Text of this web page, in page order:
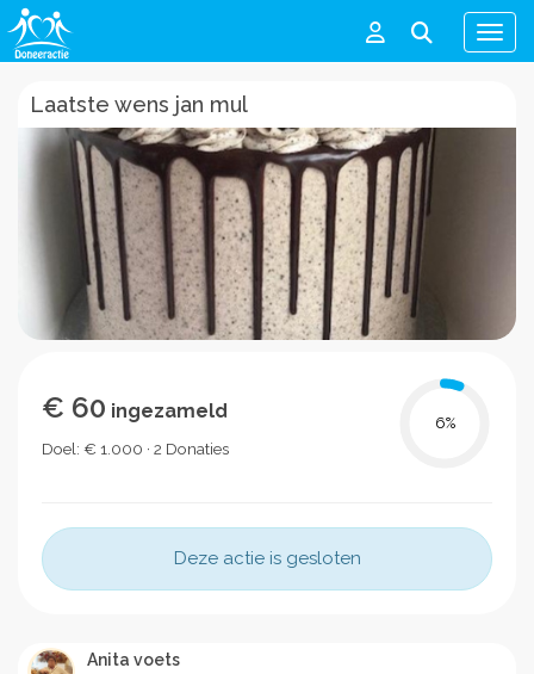
Menu
Laatste wens jan mul
€ 60 ingezameld
Doel: € 1.000 · 2 Donaties
6%
Deze actie is gesloten
Anita voets